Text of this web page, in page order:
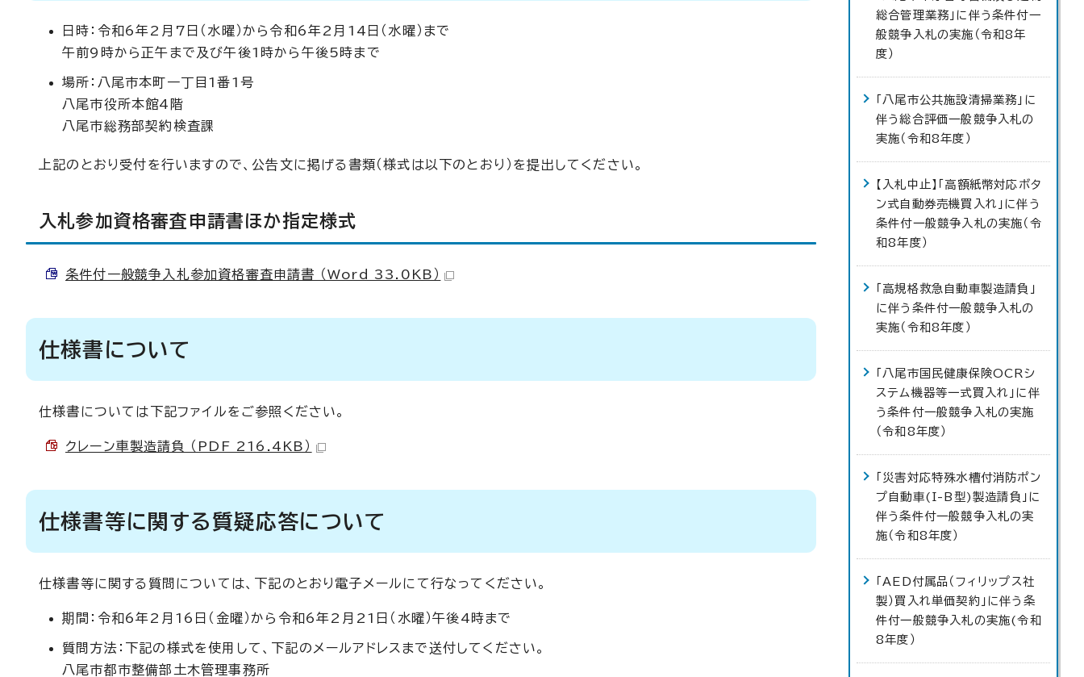
日時：令和6年2月7日（水曜）から令和6年2月14日（水曜）まで
午前9時から正午まで及び午後1時から午後5時まで
場所：八尾市本町一丁目1番1号
八尾市役所本館4階
八尾市総務部契約検査課
上記のとおり受付を行いますので、公告文に掲げる書類（様式は以下のとおり）を提出してください。
入札参加資格審査申請書ほか指定様式
条件付一般競争入札参加資格審査申請書 （Word 33.0KB）
仕様書について
仕様書については下記ファイルをご参照ください。
クレーン車製造請負 （PDF 216.4KB）
仕様書等に関する質疑応答について
仕様書等に関する質問については、下記のとおり電子メールにて行なってください。
期間：令和6年2月16日（金曜）から令和6年2月21日（水曜）午後4時まで
質問方法：下記の様式を使用して、下記のメールアドレスまで送付してください。
八尾市都市整備部土木管理事務所
総合管理業務」に伴う条件付一
般競争入札の実施（令和8年
度）
「八尾市公共施設清掃業務」に
伴う総合評価一般競争入札の
実施（令和8年度）
【入札中止】「高額紙幣対応ボタ
ン式自動券売機買入れ」に伴う
条件付一般競争入札の実施（令
和8年度）
「高規格救急自動車製造請負」
に伴う条件付一般競争入札の
実施（令和8年度）
「八尾市国民健康保険OCRシ
ステム機器等一式買入れ」に伴
う条件付一般競争入札の実施
（令和8年度）
「災害対応特殊水槽付消防ポン
プ自動車(I-B型)製造請負」に
伴う条件付一般競争入札の実
施（令和8年度）
「AED付属品（フィリップス社
製）買入れ単価契約」に伴う条
件付一般競争入札の実施(令和
8年度）